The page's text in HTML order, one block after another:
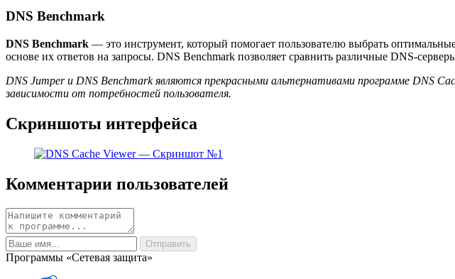
DNS Benchmark
DNS Benchmark — это инструмент, который помогает пользователю выбрать
основе их ответов на запросы. DNS Benchmark позволяет сравнить различные DNS-
DNS Jumper и DNS Benchmark являются прекрасными альтернативами программе DNS
зависимости от потребностей пользователя.
Скриншоты интерфейса
Комментарии пользователей
Программы «Сетевая защита»